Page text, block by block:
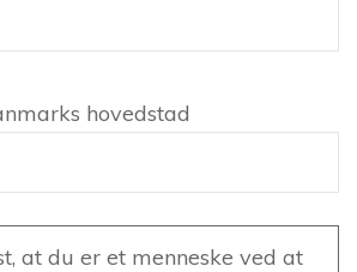
hovedstad
field empty.
at du er et menneske ved at